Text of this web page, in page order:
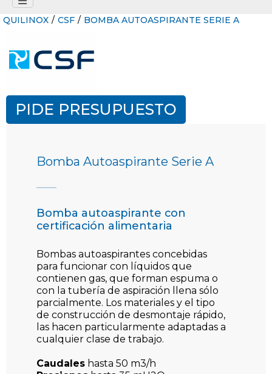
QUILINOX / CSF / BOMBA AUTOASPIRANTE SERIE A
PIDE PRESUPUESTO
Bomba Autoaspirante Serie A
Bomba autoaspirante con
certificación alimentaria
Bombas autoaspirantes concebidas
para funcionar con líquidos que
contienen gas, que forman espuma o
con la tubería de aspiración llena sólo
parcialmente. Los materiales y el tipo
de construcción de desmontaje rápido,
las hacen particularmente adaptadas a
cualquier clase de trabajo.
Caudaleshasta 50 m3/h